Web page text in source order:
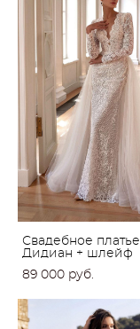
Свадебное платье
Дидиан + шлейф
89 000 pуб.